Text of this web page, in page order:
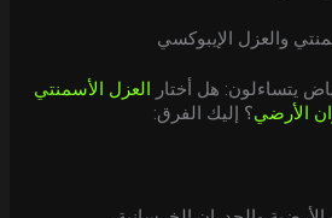
والعزل الإيبوكسي
يتساءلون: هل أختار
العزل الأسمنتي
الأرضي؟ إليك الفرق: